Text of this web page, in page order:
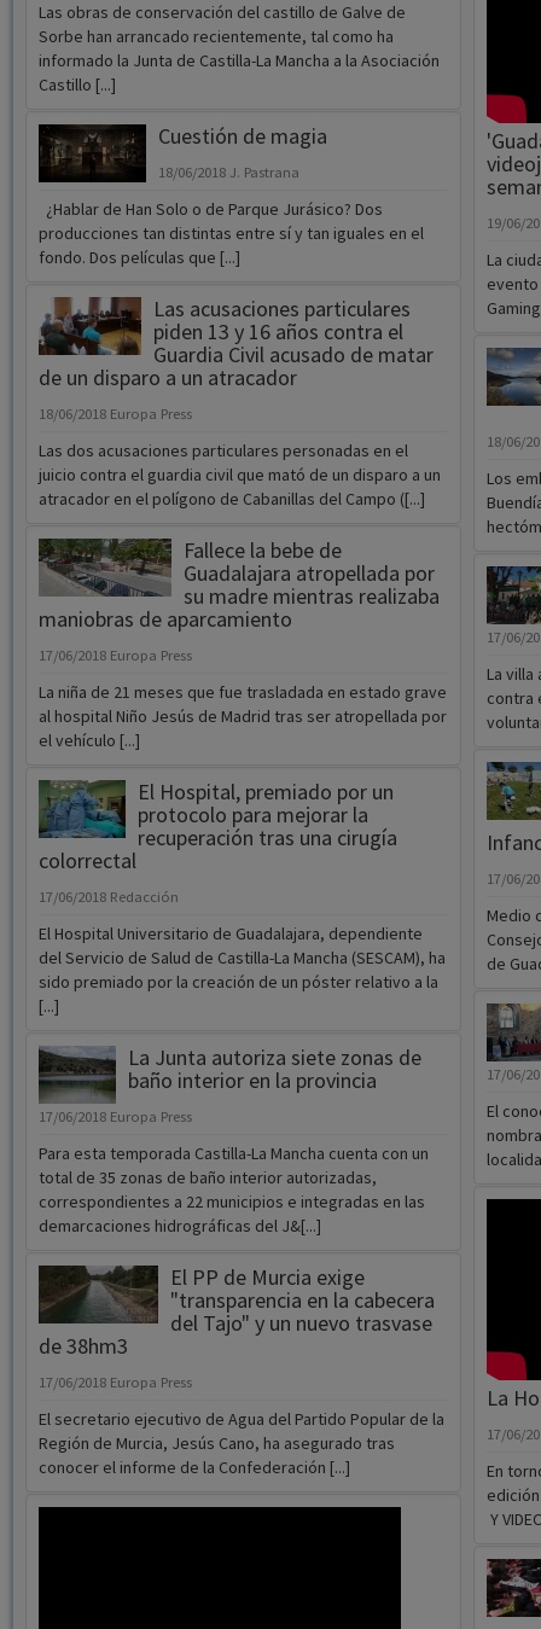
Las obras de conservación del castillo de Galve de
Sorbe han arrancado recientemente, tal como ha
informado la Junta de Castilla-La Mancha a la Asociación
Castillo [...]
Cuestión de magia
18/06/2018 J. Pastrana
¿Hablar de Han Solo o de Parque Jurásico? Dos
producciones tan distintas entre sí y tan iguales en el
fondo. Dos películas que [...]
Las acusaciones particulares
piden 13 y 16 años contra el
Guardia Civil acusado de matar
de un disparo a un atracador
18/06/2018 Europa Press
Las dos acusaciones particulares personadas en el
juicio contra el guardia civil que mató de un disparo a un
atracador en el polígono de Cabanillas del Campo ([...]
Fallece la bebe de
Guadalajara atropellada por
su madre mientras realizaba
maniobras de aparcamiento
17/06/2018 Europa Press
La niña de 21 meses que fue trasladada en estado grave
al hospital Niño Jesús de Madrid tras ser atropellada por
el vehículo [...]
El Hospital, premiado por un
protocolo para mejorar la
recuperación tras una cirugía
colorrectal
17/06/2018 Redacción
El Hospital Universitario de Guadalajara, dependiente
del Servicio de Salud de Castilla-La Mancha (SESCAM), ha
sido premiado por la creación de un póster relativo a la
[...]
La Junta autoriza siete zonas de
baño interior en la provincia
17/06/2018 Europa Press
Para esta temporada Castilla-La Mancha cuenta con un
total de 35 zonas de baño interior autorizadas,
correspondientes a 22 municipios e integradas en las
demarcaciones hidrográficas del J&[...]
El PP de Murcia exige
"transparencia en la cabecera
del Tajo" y un nuevo trasvase
de 38hm3
17/06/2018 Europa Press
El secretario ejecutivo de Agua del Partido Popular de la
Región de Murcia, Jesús Cano, ha asegurado tras
conocer el informe de la Confederación [...]
19/06/
La
18/06/
Los
17/06/
La
contra
17/06/
Medio
de
17/06/
El
La
17/06/
En
edición
Y